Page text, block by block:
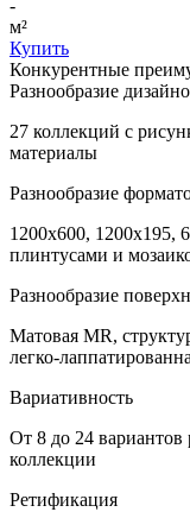
-
м²
Купить
Конкурентные
Разнообразие
27 коллекций с
материалы
Разнообразие
1200х600, 1200х195,
плинтусами и
Разнообразие
Матовая MR,
легко-
Вариативность
От 8 до 24 вариантов
коллекции
Ретификация